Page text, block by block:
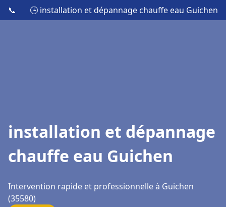
📞 🕒 installation et dépannage chauffe eau Guichen
installation et dépannage
chauffe eau Guichen
Intervention rapide et professionnelle à Guichen
(35580)